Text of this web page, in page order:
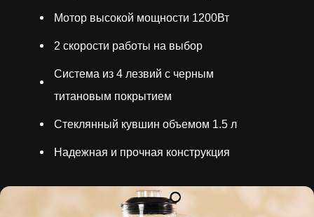
Мотор высокой мощности 1200Вт
2 скорости работы на выбор
Система из 4 лезвий с черным
титановым покрытием
Стеклянный кувшин объемом 1.5 л
Надежная и прочная конструкция